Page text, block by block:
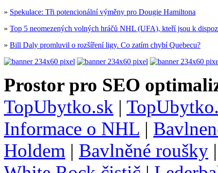
» Spekulace: Tři potencionální výměny pro Dougie Hamiltona
» Top 5 neomezených volných hráčů NHL (UFA), kteří jsou k
» Bill Daly promluvil o rozšíření ligy. Co zatím chybí Quebecu?
Prostor pro SEO
TopUbytko.sk |
Informace o NHL |
Holdem | Bavlněné roušky